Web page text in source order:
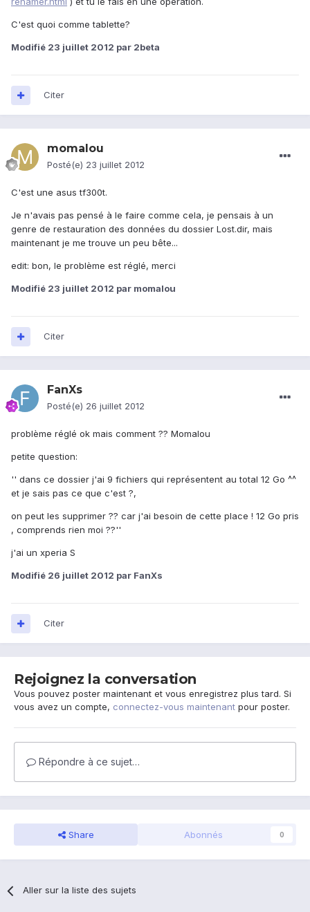
C'est quoi comme tablette?
Modifié 23 juillet 2012 par 2beta
Citer
momalou
Posté(e) 23 juillet 2012
C'est une asus tf300t.
Je n'avais pas pensé à le faire comme cela, je pensais à un
genre de restauration des données du dossier Lost.dir, mais
maintenant je me trouve un peu bête...
edit: bon, le problème est réglé, merci
Modifié 23 juillet 2012 par momalou
Citer
FanXs
Posté(e) 26 juillet 2012
problème réglé ok mais comment ?? Momalou
petite question:
'' dans ce dossier j'ai 9 fichiers qui représentent au total 12 Go ^^
et je sais pas ce que c'est ?,
on peut les supprimer ?? car j'ai besoin de cette place ! 12 Go pris
, comprends rien moi ??''
j'ai un xperia S
Modifié 26 juillet 2012 par FanXs
Citer
Rejoignez la conversation
Vous pouvez poster maintenant et vous enregistrez plus tard. Si
vous avez un compte, connectez-vous maintenant pour poster.
Répondre à ce sujet…
Share Abonnés 0
Aller sur la liste des sujets